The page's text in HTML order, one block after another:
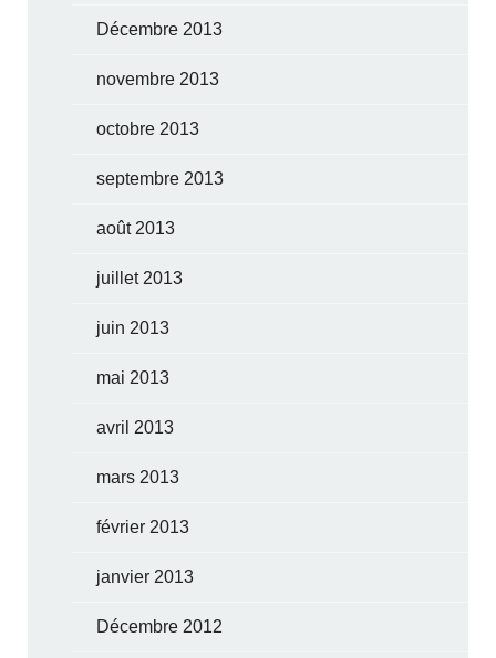
Décembre 2013
novembre 2013
octobre 2013
septembre 2013
août 2013
juillet 2013
juin 2013
mai 2013
avril 2013
mars 2013
février 2013
janvier 2013
Décembre 2012